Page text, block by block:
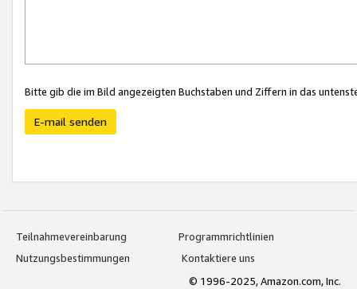
Bitte gib die im Bild angezeigten Buchstaben und Ziffern in das
E-mail senden
Teilnahmevereinbarung
Programmrichtlinien
Nutzungsbestimmungen
Kontaktiere uns
© 1996-2025, Amazon.com, Inc.